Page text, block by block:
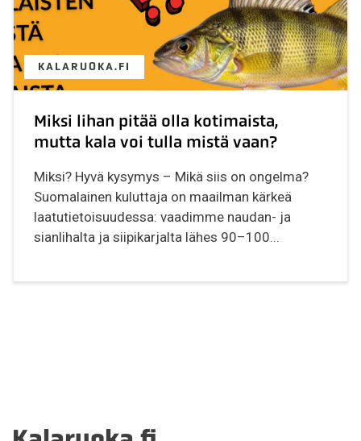
KALARUOKA.FI
Miksi lihan pitää olla kotimaista,
mutta kala voi tulla mistä vaan?
Miksi? Hyvä kysymys – Mikä siis on ongelma?
Suomalainen kuluttaja on maailman kärkeä
laatutietoisuudessa: vaadimme naudan- ja
sianlihalta ja siipikarjalta lähes 90–100...